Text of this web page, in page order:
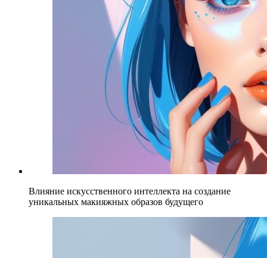
Влияние искусственного интеллекта на создание
уникальных макияжных образов будущего